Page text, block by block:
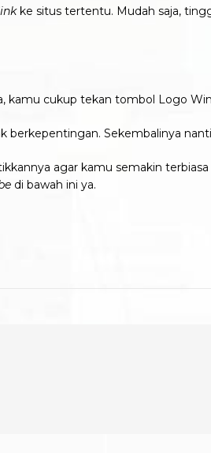
ke situs tertentu. Mudah saja,
cukup tekan tombol Logo
berkepentingan. Sekembalinya
agar kamu semakin
di bawah ini ya.